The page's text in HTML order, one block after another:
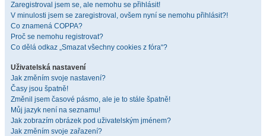
Zaregistroval jsem se, ale nemohu se přihlásit!
V minulosti jsem se zaregistroval, ovšem nyní se nemohu přihlásit?!
Co znamená COPPA?
Proč se nemohu registrovat?
Co dělá odkaz „Smazat všechny cookies z fóra“?
Uživatelská nastavení
Jak změním svoje nastavení?
Časy jsou špatně!
Změnil jsem časové pásmo, ale je to stále špatně!
Můj jazyk není na seznamu!
Jak zobrazím obrázek pod uživatelským jménem?
Jak změním svoje zařazení?